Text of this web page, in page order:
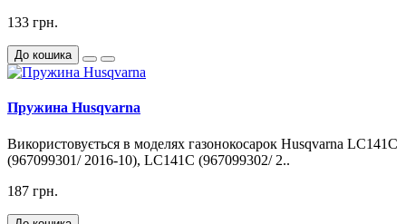
133 грн.
До кошика
Пружина Husqvarna
Використовується в моделях газонокосарок Husqvarna LC141C
(967099301/ 2016-10), LC141C (967099302/ 2..
187 грн.